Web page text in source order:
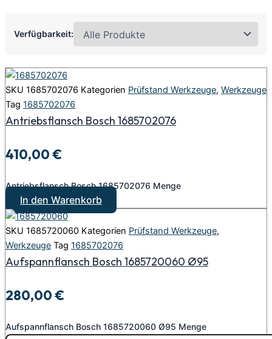
Verfügbarkeit:
SKU 1685702076 Kategorien Prüfstand Werkzeuge, Werkzeuge
Tag 1685702076
Antriebsflansch Bosch 1685702076
410,00€
Antriebsflansch Bosch 1685702076 Menge
In den Warenkorb
SKU 1685720060 Kategorien Prüfstand Werkzeuge,
Werkzeuge Tag 1685702076
Aufspannflansch Bosch 1685720060 Ø95
280,00€
Aufspannflansch Bosch 1685720060 Ø95 Menge